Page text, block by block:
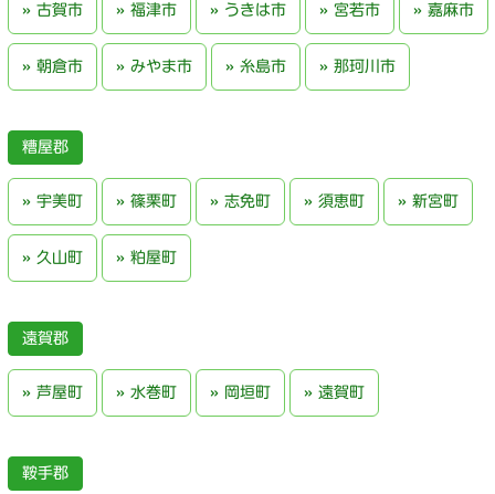
古賀市 福津市 うきは市 宮若市 嘉麻市
朝倉市 みやま市 糸島市 那珂川市
糟屋郡
宇美町 篠栗町 志免町 須恵町 新宮町
久山町 粕屋町
遠賀郡
芦屋町 水巻町 岡垣町 遠賀町
鞍手郡